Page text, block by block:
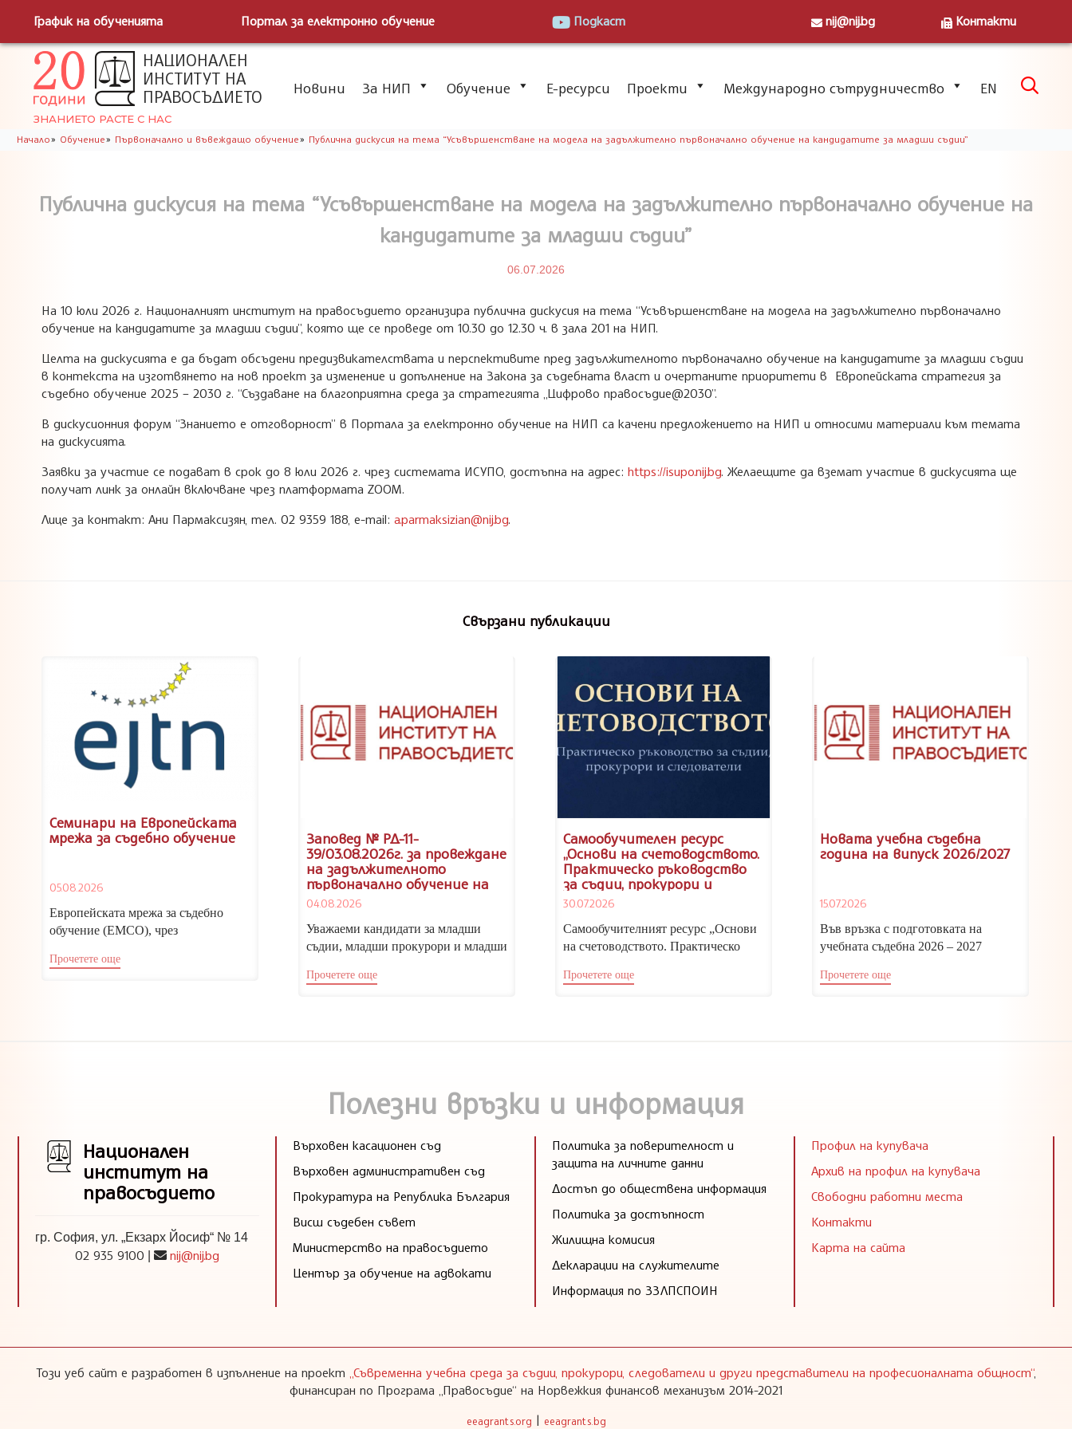
График на обученията Портал за електронно обучение Подкаст nij@nij.bg Контакти
НАЦИОНАЛЕН
ИНСТИТУТ НА
ПРАВОСЪДИЕТО
ЗНАНИЕТО РАСТЕ С НАС
Skip
Новини За НИП Обучение Е-ресурси Проекти Международно сътрудничество EN 
Начало» Обучение» Първоначално и въвеждащо обучение» Публична дискусия на тема “Усъвършенстване на модела на задължително първоначално обучение на кандидатите за младши съдии”
Публична дискусия на тема “Усъвършенстване на модела на задължително първоначално обучение на
кандидатите за младши съдии”
06.07.2026
На 10 юли 2026 г. Националният институт на правосъдието организира публична дискусия на тема “Усъвършенстване на модела на задължително първоначално
обучение на кандидатите за младши съдии”, която ще се проведе от 10.30 до 12.30 ч. в зала 201 на НИП.
Целта на дискусията е да бъдат обсъдени предизвикателствата и перспективите пред задължителното първоначално обучение на кандидатите за младши съдии
в контекста на изготвянето на нов проект за изменение и допълнение на Закона за съдебната власт и очертаните приоритети в Европейската стратегия за
съдебно обучение 2025 – 2030 г. “Създаване на благоприятна среда за стратегията „Цифрово правосъдие@2030”.
В дискусионния форум “Знанието е отговорност” в Портала за електронно обучение на НИП са качени предложението на НИП и относими материали към темата
на дискусията.
Заявки за участие се подават в срок до 8 юли 2026 г. чрез системата ИСУПО, достъпна на адрес: https://isupo.nij.bg. Желаещите да вземат участие в дискусията ще
получат линк за онлайн включване чрез платформата ZOOM.
Лице за контакт: Ани Пармаксизян, тел. 02 9359 188, е-mail: a.parmaksizian@nij.bg.
Свързани публикации
Семинари на Европейската
мрежа за съдебно обучение
05.08.2026
Европейската мрежа за съдебно
обучение (ЕМСО), чрез
правосъдието, отправя покана за
Прочетете още
Заповед № РД-11-
39/03.08.2026г. за провеждане
на задължителното
първоначално обучение на
кандидатите за младши
съдии, младши прокурори и
младши следователи, випуск
2026/2027 г.
04.08.2026
Уважаеми кандидати за младши
съдии, младши прокурори и младши
откриване на учебната година...
Прочетете още
Самообучителен ресурс
„Основи на счетоводството.
Практическо ръководство
за съдии, прокурори и
следователи“, достъпен в
Портала за електронно
обучение на НИП.
30.07.2026
Самообучителният ресурс „Основи
на счетоводството. Практическо
гл. ас. д-р Николай...
Прочетете още
Новата учебна съдебна
година на випуск 2026/2027
15.07.2026
Във връзка с подготовката на
учебната съдебна 2026 – 2027
директор на...
Прочетете още
Полезни връзки и информация
Национален
институт на
правосъдието
гр. София, ул. „Екзарх Йосиф“ № 14
02 935 9100 nij@nij.bg
Върховен касационен съд
Върховен административен съд
Прокуратура на Република България
Висш съдебен съвет
Министерство на правосъдието
Център за обучение на адвокати
Политика за поверителност и
защита на личните данни
Достъп до обществена информация
Политика за достъпност
Жилищна комисия
Декларации на служителите
Информация по ЗЗЛПСПОИН
Профил на купувача
Архив на профил на купувача
Свободни работни места
Контакти
Карта на сайта
Този уеб сайт е разработен в изпълнение на проект „Съвременна учебна среда за съдии, прокурори, следователи и други представители на професионалната общност“,
финансиран по Програма „Правосъдие“ на Норвежкия финансов механизъм 2014-2021
eeagrants.org | eeagrants.bg